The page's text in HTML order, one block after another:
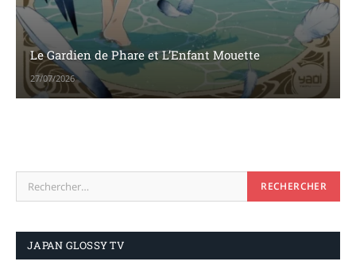
Le Gardien de Phare et L’Enfant Mouette
27/07/2026
JAPAN GLOSSY TV